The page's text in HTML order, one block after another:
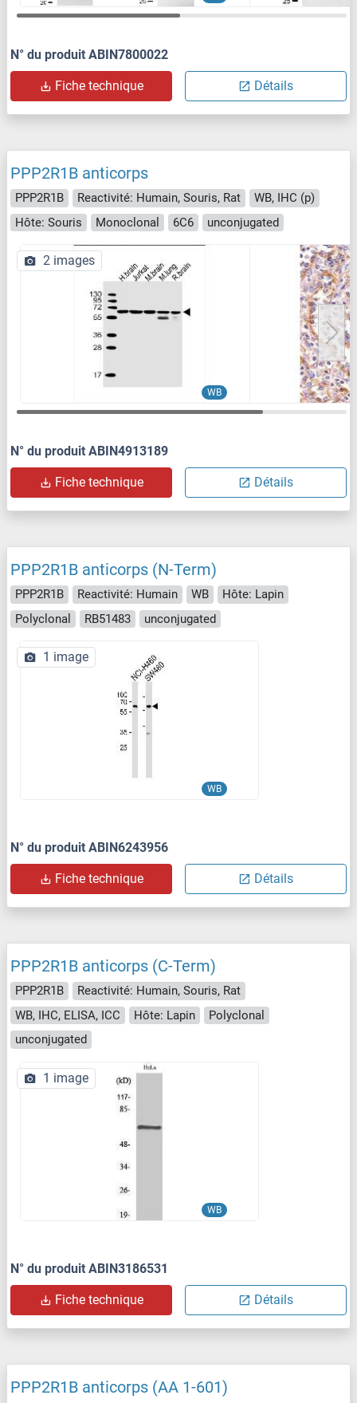
N° du produit ABIN7800022
Fiche technique Détails
PPP2R1B anticorps
PPP2R1B Reactivité: Humain, Souris, Rat
WB, IHC (p)
Hôte: Souris
Monoclonal 6C6 unconjugated
WB
2 images
N° du produit ABIN4913189
Fiche technique Détails
PPP2R1B anticorps (N-Term)
PPP2R1B Reactivité: Humain WB
Hôte: Lapin
Polyclonal
RB51483 unconjugated
WB
1 image
N° du produit ABIN6243956
Fiche technique Détails
PPP2R1B anticorps (C-Term)
PPP2R1B
Reactivité: Humain, Souris, Rat
WB, IHC, ELISA, ICC
Hôte: Lapin
Polyclonal
unconjugated
WB
1 image
N° du produit ABIN3186531
Fiche technique Détails
PPP2R1B anticorps (AA 1-601)